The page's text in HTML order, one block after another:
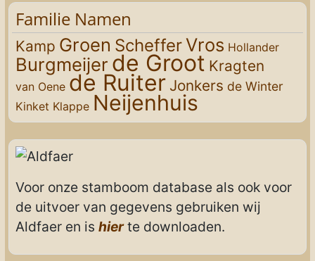
Familie Namen
Kamp Groen SchefferVros Hollander
Burgmeijer de Groot Kragten
van Oene de Ruiter Jonkers de Winter
Kinket Klappe Neijenhuis
Voor onze stamboom database als ook voor
de uitvoer van gegevens gebruiken wij
Aldfaer en is hierte downloaden.